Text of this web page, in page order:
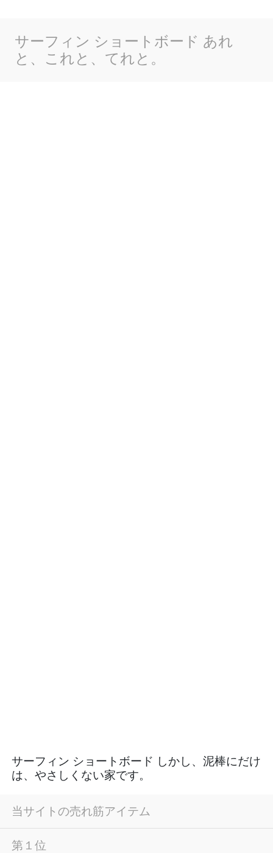
サーフィン ショートボード あれ
と、これと、てれと。
サーフィン ショートボード しかし、泥棒にだけ
は、やさしくない家です。
当サイトの売れ筋アイテム
第１位